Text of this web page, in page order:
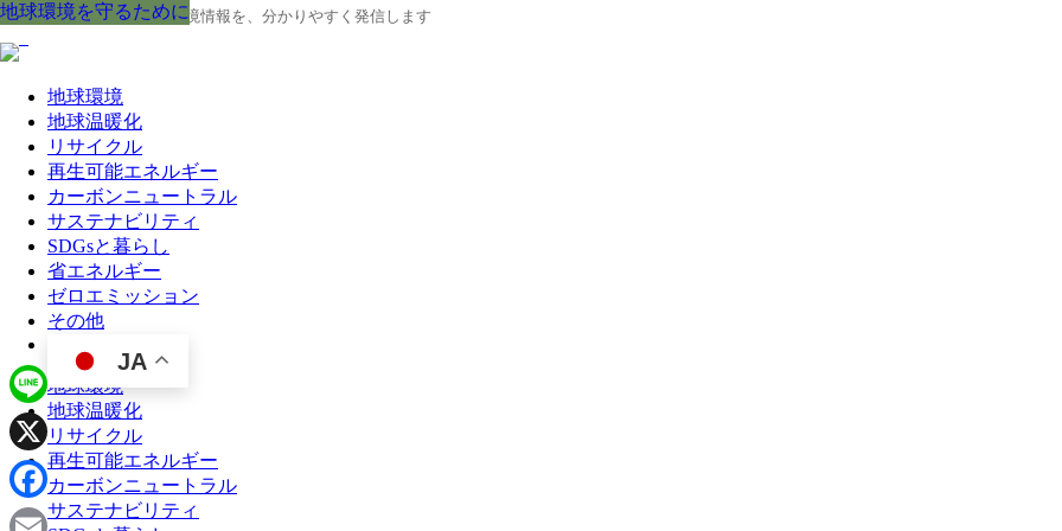
地球の今と未来に役立つ環境情報を、分かりやすく発信します
地球環境
地球温暖化
リサイクル
再生可能エネルギー
カーボンニュートラル
サステナビリティ
SDGsと暮らし
省エネルギー
ゼロエミッション
その他
JA
地球環境
地球温暖化
リサイクル
再生可能エネルギー
カーボンニュートラル
サステナビリティ
地球環境を守るために
地球環境を守るために
地球環境を守るために
地球環境を守るために
地球環境を守るために
地球環境を守るために
地球環境を守るために
地球環境を守るために
地球環境を守るために
Line
X
Facebook